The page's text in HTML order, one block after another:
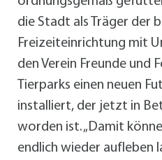
die Stadt als Träger der
Freizeiteinrichtung mit
den Verein Freunde und
Tierparks einen neuen
installiert, der jetzt in
worden ist. „Damit
endlich wieder aufleben